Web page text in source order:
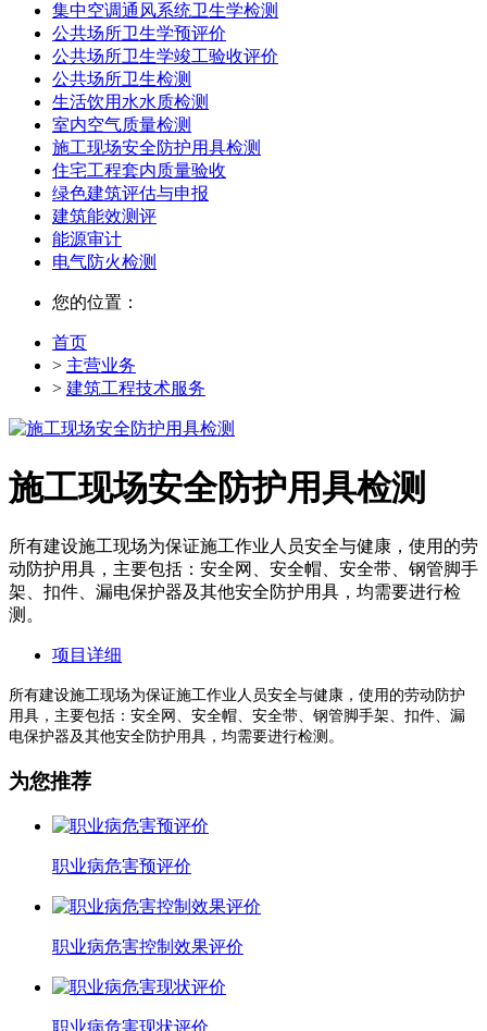
集中空调通风系统卫生学检测
公共场所卫生学预评价
公共场所卫生学竣工验收评价
公共场所卫生检测
生活饮用水水质检测
室内空气质量检测
施工现场安全防护用具检测
住宅工程套内质量验收
绿色建筑评估与申报
建筑能效测评
能源审计
电气防火检测
您的位置：
首页
> 主营业务
> 建筑工程技术服务
施工现场安全防护用具检测
所有建设施工现场为保证施工作业人员安全与健康，使用的劳
动防护用具，主要包括：安全网、安全帽、安全带、钢管脚手
架、扣件、漏电保护器及其他安全防护用具，均需要进行检
测。
项目详细
所有建设施工现场为保证施工作业人员安全与健康，使用的劳动防护
用具，主要包括：安全网、安全帽、安全带、钢管脚手架、扣件、漏
电保护器及其他安全防护用具，均需要进行检测。
为您推荐
职业病危害预评价
职业病危害控制效果评价